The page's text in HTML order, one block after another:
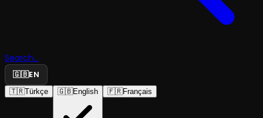
Search...
🇬🇧EN
🇹🇷Türkçe 🇬🇧English 🇫🇷Français